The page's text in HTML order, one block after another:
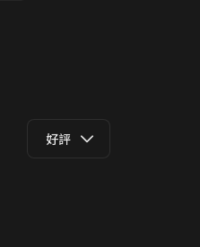
好評